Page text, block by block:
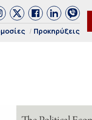
Προκηρύξεις